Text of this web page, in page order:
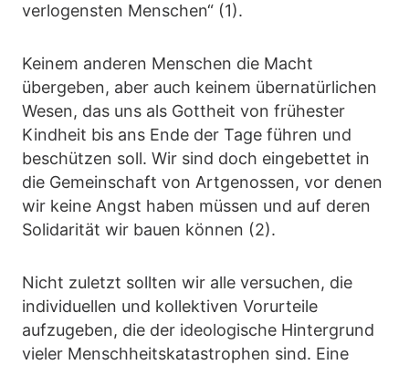
verlogensten Menschen“ (1).
Keinem anderen Menschen die Macht
übergeben, aber auch keinem übernatürlichen
Wesen, das uns als Gottheit von frühester
Kindheit bis ans Ende der Tage führen und
beschützen soll. Wir sind doch eingebettet in
die Gemeinschaft von Artgenossen, vor denen
wir keine Angst haben müssen und auf deren
Solidarität wir bauen können (2).
Nicht zuletzt sollten wir alle versuchen, die
individuellen und kollektiven Vorurteile
aufzugeben, die der ideologische Hintergrund
vieler Menschheitskatastrophen sind. Eine